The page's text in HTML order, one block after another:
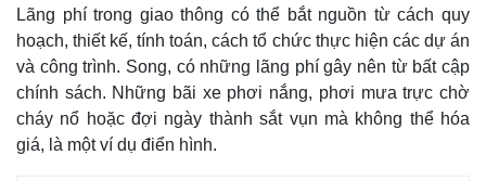
Lãng phí trong giao thông có thể bắt nguồn từ cách quy
hoạch, thiết kế, tính toán, cách tổ chức thực hiện các dự án
và công trình. Song, có những lãng phí gây nên từ bất cập
chính sách. Những bãi xe phơi nắng, phơi mưa trực chờ
cháy nổ hoặc đợi ngày thành sắt vụn mà không thể hóa
giá, là một ví dụ điển hình.